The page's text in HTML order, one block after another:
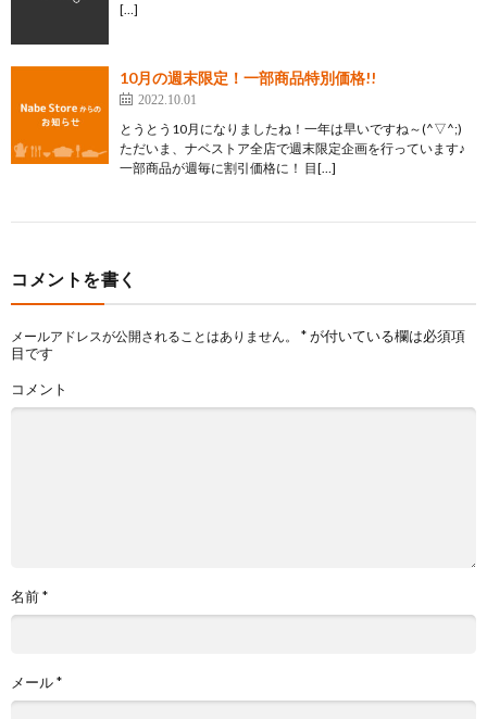
[…]
10月の週末限定！一部商品特別価格!!
2022.10.01
とうとう10月になりましたね！一年は早いですね～(^▽^;)
ただいま、ナベストア全店で週末限定企画を行っています♪
一部商品が週毎に割引価格に！ 目[…]
コメントを書く
メールアドレスが公開されることはありません。 *が付いている欄は必須項
目です
コメント
名前*
メール*